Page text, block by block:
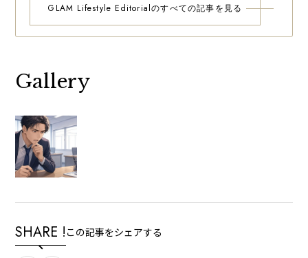
GLAM Lifestyle Editorialのすべての記事を見る
Gallery
SHARE ! この記事をシェアする